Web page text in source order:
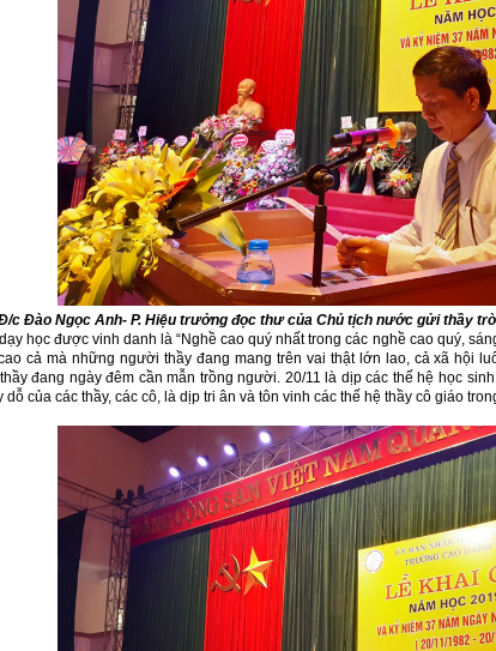
c Đào Ngọc Anh- P. Hiệu trưởng đọc thư của Chủ tịch nước gửi thầy
học được vinh danh là “Nghề cao quý nhất trong các nghề cao quý,
cả mà những người thầy đang mang trên vai thật lớn lao, cả xã hội
đang ngày đêm cần mẫn trồng người. 20/11 là dịp các thế hệ học
dỗ của các thầy, các cô, là dịp tri ân và tôn vinh các thế hệ thầy cô giáo